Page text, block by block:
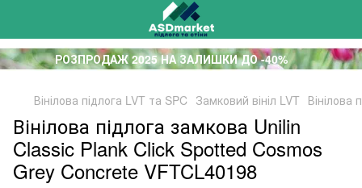
РОЗПРОДАЖ 2025 НА ЗАЛИШКИ ДО -40%
Вінілова підлога LVT та SPC Замковий вініл LVT
Вінілова підлога замкова Unilin
Classic Plank Click Spotted Cosmos
Grey Concrete VFTCL40198